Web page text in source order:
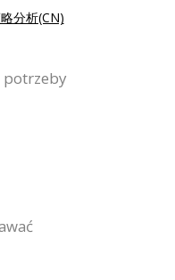
分析(CN)
potrzeby